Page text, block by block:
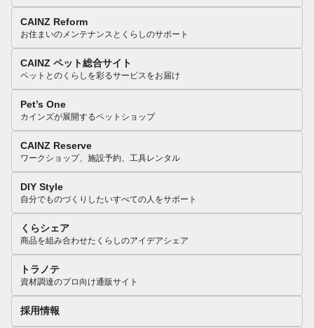
CAINZ Reform
お住まいのメンテナンスとくらしのサポート
CAINZ ペット総合サイト
ペットとのくらしを彩るサービスをお届け
Pet’s One
カインズが展開するペットショップ
CAINZ Reserve
ワークショップ、施設予約、工具レンタル
DIY Style
自分でものづくりしたいすべての人をサポート
くらシェア
商品を組み合わせたくらしのアイデアシェア
トラノテ
資材調達のプロ向け通販サイト
採用情報